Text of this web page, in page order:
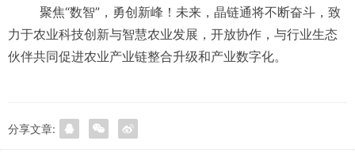
聚焦“数智”，勇创新峰！未来，晶链通将不断奋斗，致
力于农业科技创新与智慧农业发展，开放协作，与行业生态
伙伴共同促进农业产业链整合升级和产业数字化。
分享文章: